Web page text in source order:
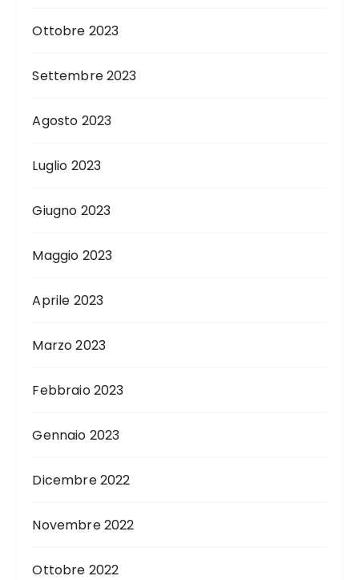
Ottobre 2023
Settembre 2023
Agosto 2023
Luglio 2023
Giugno 2023
Maggio 2023
Aprile 2023
Marzo 2023
Febbraio 2023
Gennaio 2023
Dicembre 2022
Novembre 2022
Ottobre 2022